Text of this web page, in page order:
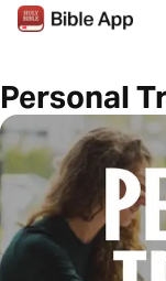
Personal